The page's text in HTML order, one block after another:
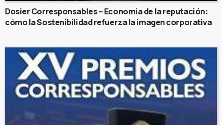
Dosier Corresponsables – Economía de la reputación:
cómo la Sostenibilidad refuerza la imagen corporativa